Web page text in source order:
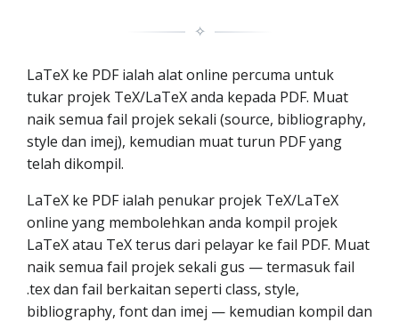
✧
LaTeX ke PDF ialah alat online percuma untuk
tukar projek TeX/LaTeX anda kepada PDF. Muat
naik semua fail projek sekali (source, bibliography,
style dan imej), kemudian muat turun PDF yang
telah dikompil.
LaTeX ke PDF ialah penukar projek TeX/LaTeX
online yang membolehkan anda kompil projek
LaTeX atau TeX terus dari pelayar ke fail PDF. Muat
naik semua fail projek sekali gus — termasuk fail
.tex dan fail berkaitan seperti class, style,
bibliography, font dan imej — kemudian kompil dan